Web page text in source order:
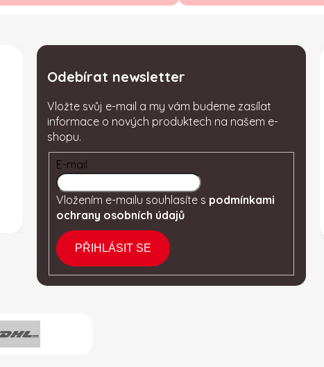
Odebírat newsletter
Vložte svůj e-mail a my vám budeme zasílat
informace o nových produktech na našem e-
shopu.
E-mail
Vložením e-mailu souhlasíte s podmínkami
ochrany osobních údajů
PŘIHLÁSIT SE